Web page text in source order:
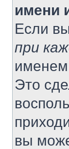
имени
Если
при
именем
Это
вы